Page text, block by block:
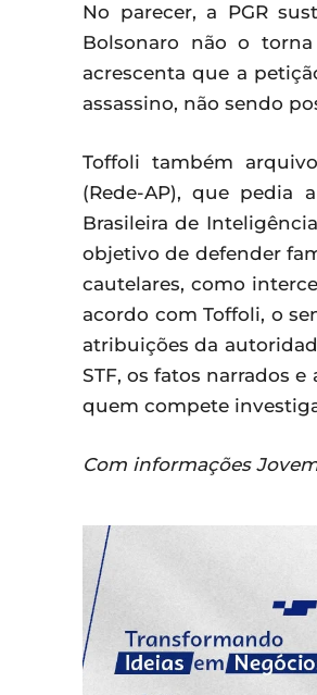
No parecer, a PGR
Bolsonaro não o
acrescenta que a
assassino, não sendo
Toffoli também
(Rede-AP), que pedia
Brasileira de
objetivo de defender
cautelares, como
acordo com Toffoli, o
atribuições da
STF, os fatos narrados
quem compete
Com informações